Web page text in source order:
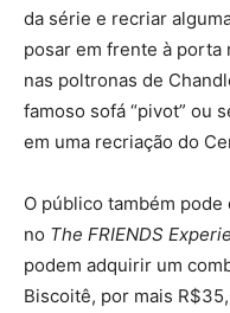
da série e recriar
posar em frente à porta
nas poltronas de
famoso sofá “pivot” ou
em uma recriação do
O público também
no The FRIENDS
podem adquirir um
Biscoitê, por mais